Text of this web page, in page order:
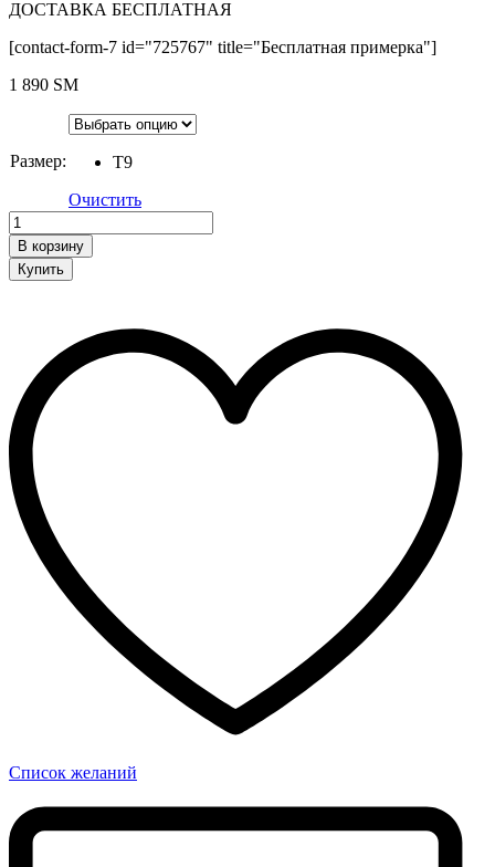
ДОСТАВКА БЕСПЛАТНАЯ
[contact-form-7 id="725767" title="Бесплатная примерка"]
1 890 ЅМ
Размер:
T9
Очистить
Обувь
quantity
В корзину
Купить
Список желаний